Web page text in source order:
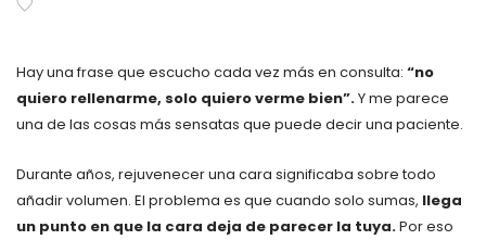
Hay una frase que escucho cada vez más en consulta: “no
quiero rellenarme, solo quiero verme bien”.Y me parece
una de las cosas más sensatas que puede decir una paciente.
Durante años, rejuvenecer una cara significaba sobre todo
añadir volumen. El problema es que cuando solo sumas, llega
un punto en que la cara deja de parecer la tuya.Por eso